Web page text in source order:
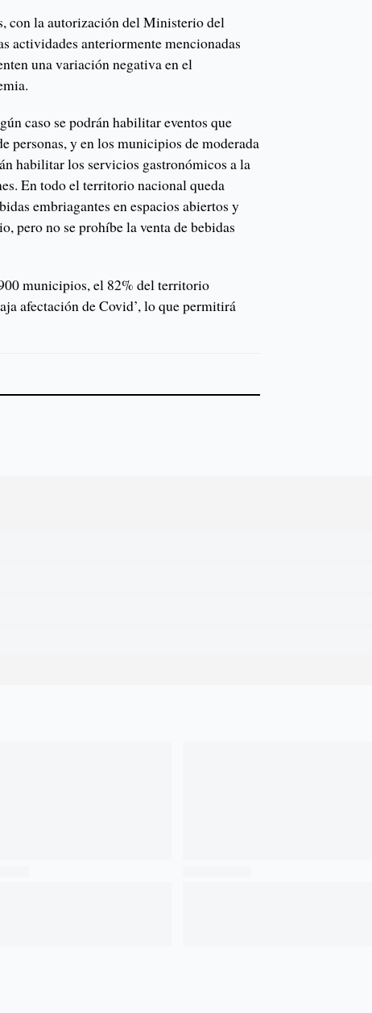
con la autorización del Ministerio del
actividades anteriormente mencionadas
una variación negativa en el
caso se podrán habilitar eventos que
personas, y en los municipios de moderada
habilitar los servicios gastronómicos a la
En todo el territorio nacional queda
embriagantes en espacios abiertos y
pero no se prohíbe la venta de bebidas
municipios, el 82% del territorio
afectación de Covid’, lo que permitirá